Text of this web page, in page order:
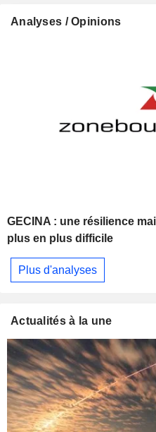
Analyses / Opinions
GECINA : une résilience
plus en plus difficile
Plus d'analyses
Actualités à la une